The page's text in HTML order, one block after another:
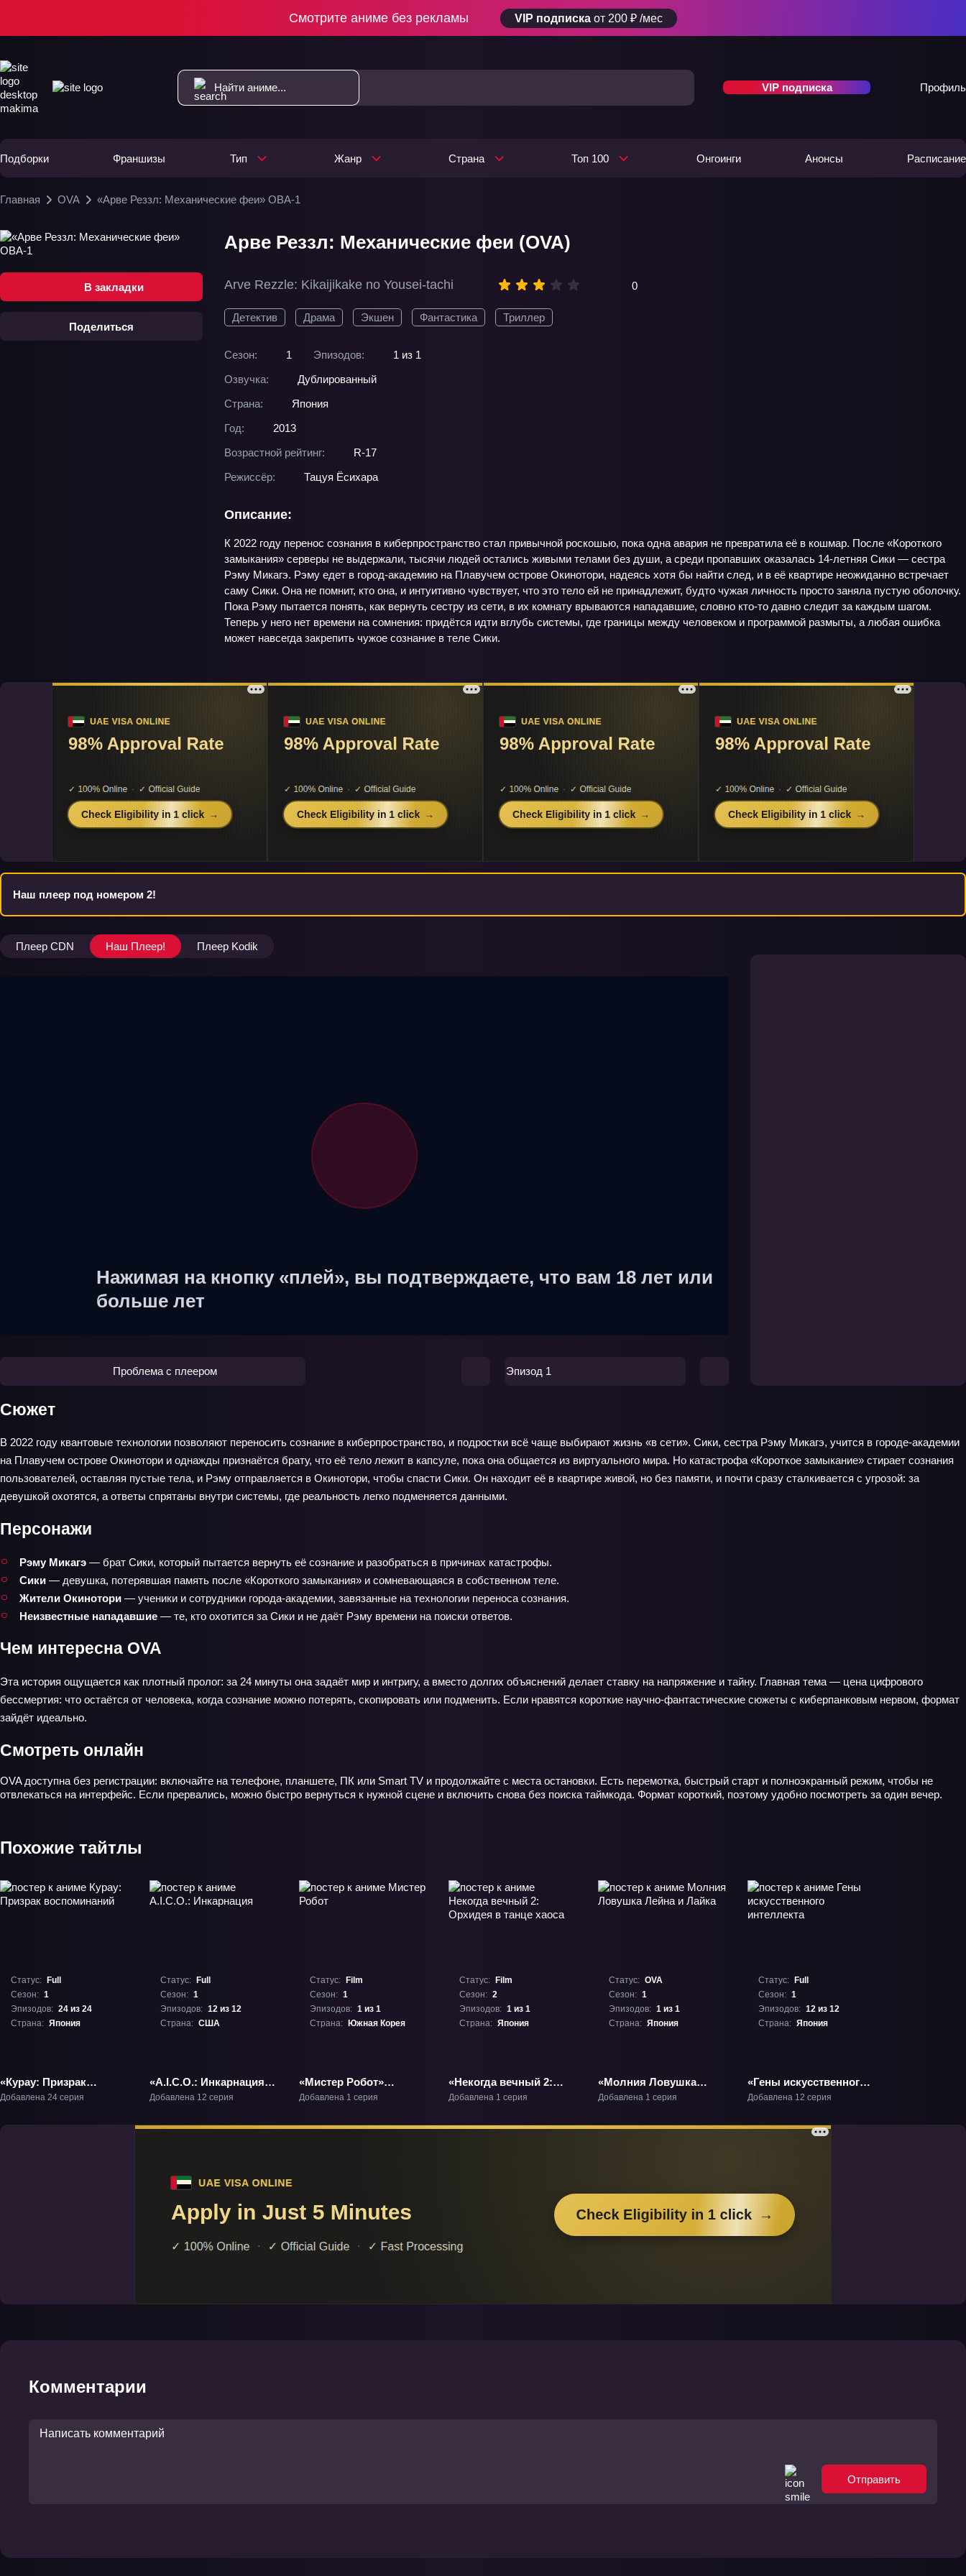
Смотрите аниме без рекламы VIP подписка от 200 ₽ /мес
VIP подписка Профиль
Подборки Франшизы Тип Жанр Страна Топ 100 Онгоинги Анонсы Расписание
Главная OVA «Арве Реззл: Механические феи» ОВА-1
В закладки
Поделиться
Арве Реззл: Механические феи (OVA)
Arve Rezzle: Kikaijikake no Yousei-tachi 0
Детектив Драма Экшен Фантастика Триллер
Сезон: 1 Эпизодов:
1 из 1
Озвучка:
Дублированный
Страна:
Япония
Год:
2013
Возрастной рейтинг:
R-17
Режиссёр:
Тацуя Ёсихара
Описание:
К 2022 году перенос сознания в киберпространство стал привычной роскошью, пока одна авария не превратила её в кошмар. После «Короткого
замыкания» серверы не выдержали, тысячи людей остались живыми телами без души, а среди пропавших оказалась 14‑летняя Сики — сестра
Рэму Микагэ. Рэму едет в город‑академию на Плавучем острове Окинотори, надеясь хотя бы найти след, и в её квартире неожиданно встречает
саму Сики. Она не помнит, кто она, и интуитивно чувствует, что это тело ей не принадлежит, будто чужая личность просто заняла пустую оболочку.
Пока Рэму пытается понять, как вернуть сестру из сети, в их комнату врываются нападавшие, словно кто‑то давно следит за каждым шагом.
Теперь у него нет времени на сомнения: придётся идти вглубь системы, где границы между человеком и программой размыты, а любая ошибка
может навсегда закрепить чужое сознание в теле Сики.
Наш плеер под номером 2!
Плеер CDN Наш Плеер! Плеер Kodik
Нажимая на кнопку «плей», вы подтверждаете, что вам 18 лет или
больше лет
Проблема с плеером Эпизод 1
Сюжет
В 2022 году квантовые технологии позволяют переносить сознание в киберпространство, и подростки всё чаще выбирают жизнь «в сети». Сики, сестра Рэму Микагэ, учится в городе‑академии
на Плавучем острове Окинотори и однажды признаётся брату, что её тело лежит в капсуле, пока она общается из виртуального мира. Но катастрофа «Короткое замыкание» стирает сознания
пользователей, оставляя пустые тела, и Рэму отправляется в Окинотори, чтобы спасти Сики. Он находит её в квартире живой, но без памяти, и почти сразу сталкивается с угрозой: за
девушкой охотятся, а ответы спрятаны внутри системы, где реальность легко подменяется данными.
Персонажи
Рэму Микагэ — брат Сики, который пытается вернуть её сознание и разобраться в причинах катастрофы.
Сики — девушка, потерявшая память после «Короткого замыкания» и сомневающаяся в собственном теле.
Жители Окинотори — ученики и сотрудники города‑академии, завязанные на технологии переноса сознания.
Неизвестные нападавшие — те, кто охотится за Сики и не даёт Рэму времени на поиски ответов.
Чем интересна OVA
Эта история ощущается как плотный пролог: за 24 минуты она задаёт мир и интригу, а вместо долгих объяснений делает ставку на напряжение и тайну. Главная тема — цена цифрового
бессмертия: что остаётся от человека, когда сознание можно потерять, скопировать или подменить. Если нравятся короткие научно‑фантастические сюжеты с киберпанковым нервом, формат
зайдёт идеально.
Смотреть онлайн
OVA доступна без регистрации: включайте на телефоне, планшете, ПК или Smart TV и продолжайте с места остановки. Есть перемотка, быстрый старт и полноэкранный режим, чтобы не
отвлекаться на интерфейс. Если прервались, можно быстро вернуться к нужной сцене и включить снова без поиска таймкода. Формат короткий, поэтому удобно посмотреть за один вечер.
Похожие тайтлы
Статус:
Full
Сезон: 1
Эпизодов: 24 из 24
Страна: Япония
«Курау: Призрак
воспоминаний» ТВ-1
Добавлена 24 серия
Статус:
Full
Сезон: 1
Эпизодов: 12 из 12
Страна: США
«A.I.C.O.: Инкарнация»
ТВ-1
Добавлена 12 серия
Статус:
Film
Сезон: 1
Эпизодов: 1 из 1
Страна:
Южная Корея
«Мистер Робот»
Фильм-1
Добавлена 1 серия
Статус:
Film
Сезон: 2
Эпизодов: 1 из 1
Страна: Япония
«Некогда вечный 2:
Орхидея в танце хаоса»
Добавлена 1 серия
Статус: OVA
Сезон: 1
Эпизодов: 1 из 1
Страна: Япония
«Молния Ловушка
Лейна и Лайка» ОВА-1
Добавлена 1 серия
Статус:
Full
Сезон: 1
Эпизодов: 12 из 12
Страна: Япония
«Гены искусственного
интеллекта» ТВ-1
Добавлена 12 серия
Комментарии
Отправить